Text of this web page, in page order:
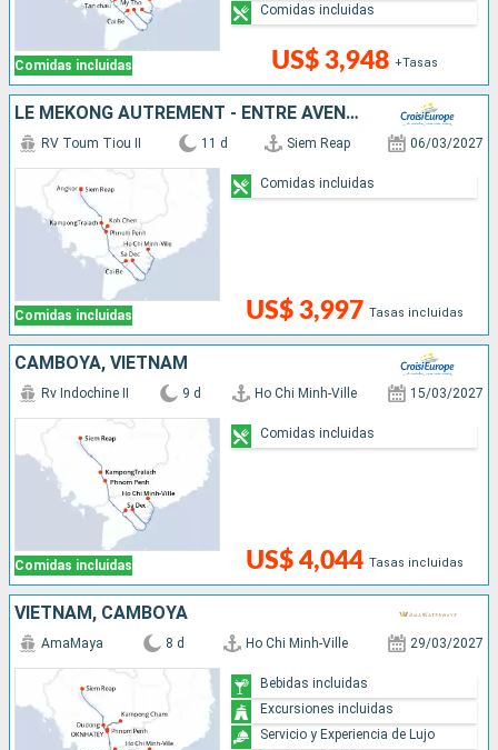
Comidas incluidas US$ 3,948 +Tasas
Comidas incluidas
LE MÉKONG AUTREMENT - ENTRE AVENTURE ET SITES INCONTOURNABLES
Comidas incluidas
RV Toum Tiou II 11 d Siem Reap 06/03/2027
US$ 3,997 Tasas incluidas
Comidas incluidas
CAMBOYA, VIETNAM
Comidas incluidas
Rv Indochine II 9 d Ho Chi Minh-Ville 15/03/2027
US$ 4,044 Tasas incluidas
Comidas incluidas
VIETNAM, CAMBOYA
AmaMaya 8 d Ho Chi Minh-Ville 29/03/2027
Bebidas incluidas
Excursiones incluidas
Servicio y Experiencia de Lujo